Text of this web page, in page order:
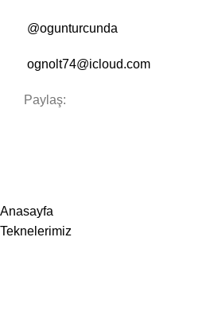
@ogunturcunda
ognolt74@icloud.com
Paylaş:
Anasayfa
Teknelerimiz